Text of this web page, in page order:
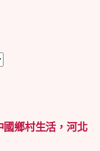
鄉村生活，河北